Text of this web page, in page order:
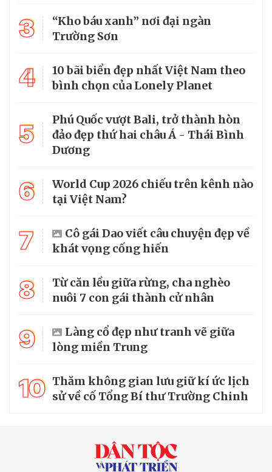
3
“Kho báu xanh” nơi đại ngàn
Trường Sơn
4
10 bãi biển đẹp nhất Việt Nam theo
bình chọn của Lonely Planet
5
Phú Quốc vượt Bali, trở thành hòn
đảo đẹp thứ hai châu Á - Thái Bình
Dương
6
World Cup 2026 chiếu trên kênh nào
tại Việt Nam?
7
Cô gái Dao viết câu chuyện đẹp về
khát vọng cống hiến
8
Từ căn lều giữa rừng, cha nghèo
nuôi 7 con gái thành cử nhân
9
Làng cổ đẹp như tranh vẽ giữa
lòng miền Trung
10 Thăm không gian lưu giữ kí ức lịch
sử về cố Tổng Bí thư Trường Chinh